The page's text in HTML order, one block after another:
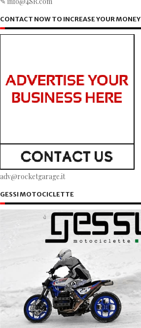
CONTACT NOW TO INCREASE YOUR MONEY
adv@rocketgarage.it
GESSI MOTOCICLETTE